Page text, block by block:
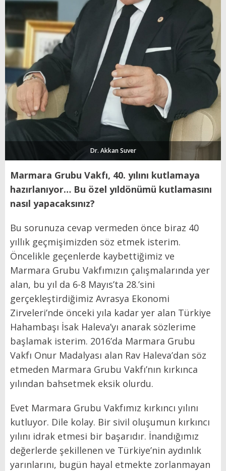
Dr. Akkan Suver
Marmara Grubu Vakfı, 40. yılını kutlamaya
hazırlanıyor… Bu özel yıldönümü kutlamasını
nasıl yapacaksınız?
Bu sorunuza cevap vermeden önce biraz 40
yıllık geçmişimizden söz etmek isterim.
Öncelikle geçenlerde kaybettiğimiz ve
Marmara Grubu Vakfımızın çalışmalarında yer
alan, bu yıl da 6-8 Mayıs’ta 28.’sini
gerçekleştirdiğimiz Avrasya Ekonomi
Zirveleri’nde önceki yıla kadar yer alan Türkiye
Hahambaşı İsak Haleva’yı anarak sözlerime
başlamak isterim. 2016’da Marmara Grubu
Vakfı Onur Madalyası alan Rav Haleva’dan söz
etmeden Marmara Grubu Vakfı’nın kırkınca
yılından bahsetmek eksik olurdu.
Evet Marmara Grubu Vakfımız kırkıncı yılını
kutluyor. Dile kolay. Bir sivil oluşumun kırkıncı
yılını idrak etmesi bir başarıdır. İnandığımız
değerlerde şekillenen ve Türkiye’nin aydınlık
yarınlarını, bugün hayal etmekte zorlanmayan